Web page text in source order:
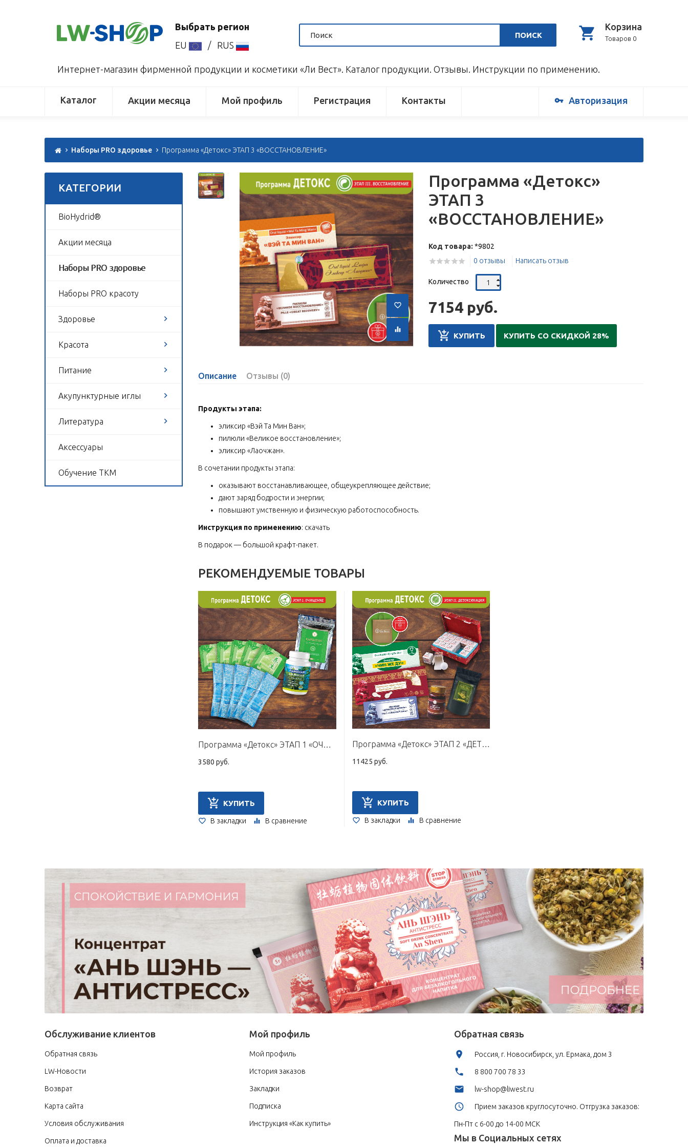
Корзина
Товаров 0
ПОИСК
Выбрать регион
EU
/ RUS
Интернет-магазин фирменной продукции и косметики «Ли Вест». Каталог продукции. Отзывы. Инструкции по применению.
Каталог Акции месяца Мой профиль Регистрация Контакты Авторизация
Наборы PRO здоровье Программа «Детокс» ЭТАП 3 «ВОССТАНОВЛЕНИЕ»
КАТЕГОРИИ
BioHydrid®
Акции месяца
Наборы PRO здоровье
Наборы PRO красоту
Здоровье
Красота
Питание
Акупунктурные иглы
Литература
Аксессуары
Обучение ТКМ
Программа «Детокс»
ЭТАП 3
«ВОССТАНОВЛЕНИЕ»
Код товара: *9802
0 отзывы
Написать отзыв
Количество
7154 руб.
КУПИТЬ КУПИТЬ СО СКИДКОЙ 28%
Описание Отзывы (0)
Продукты этапа:
эликсир «Вэй Та Мин Ван»;
пилюли «Великое восстановление»;
эликсир «Лаочжан».
В сочетании продукты этапа:
оказывают восстанавливающее, общеукрепляющее действие;
дают заряд бодрости и энергии;
повышают умственную и физическую работоспособность.
Инструкция по применению: скачать
В подарок — большой крафт-пакет.
РЕКОМЕНДУЕМЫЕ ТОВАРЫ
Программа «Детокс» ЭТАП 1 «ОЧИЩЕНИЕ»
3580 руб.
КУПИТЬ
В закладки В сравнение
Программа «Детокс» ЭТАП 2 «ДЕТОКСИКАЦИЯ»
11425 руб.
КУПИТЬ
В закладки В сравнение
Обслуживание клиентов
Обратная связь
LW-Новости
Возврат
Карта сайта
Условия обслуживания
Оплата и доставка
Мой профиль
Мой профиль
История заказов
Закладки
Подписка
Инструкция «Как купить»
Обратная связь
Россия, г. Новосибирск, ул. Ермака, дом 3
8 800 700 78 33
lw-shop@liwest.ru
Прием заказов круглосуточно. Отгрузка заказов:
Пн-Пт с 6-00 до 14-00 МСК
Мы в Социальных сетях